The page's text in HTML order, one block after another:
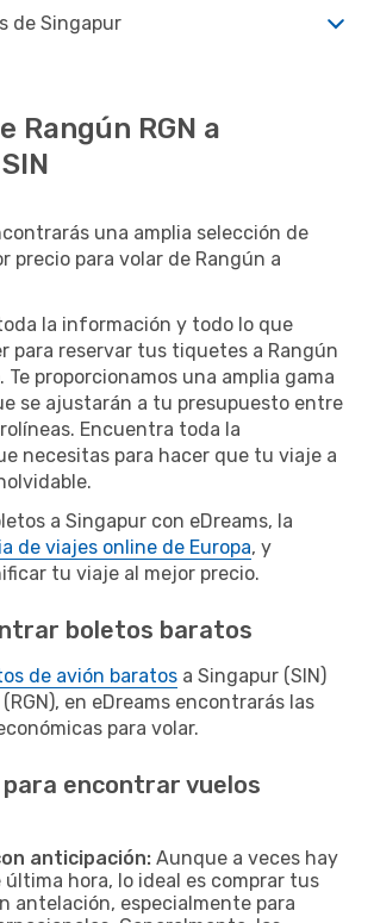
de Singapur
Rangún RGN a
una amplia selección de
precio para volar de Rangún a
la información y todo lo que
para reservar tus tiquetes a Rangún
Te proporcionamos una amplia gama
se ajustarán a tu presupuesto entre
Encuentra toda la
necesitas para hacer que tu viaje a
a Singapur con eDreams, la
de viajes online de Europa, y
tu viaje al mejor precio.
boletos baratos
de avión baratos a Singapur (SIN)
en eDreams encontrarás las
para volar.
encontrar vuelos
anticipación: Aunque a veces hay
hora, lo ideal es comprar tus
antelación, especialmente para